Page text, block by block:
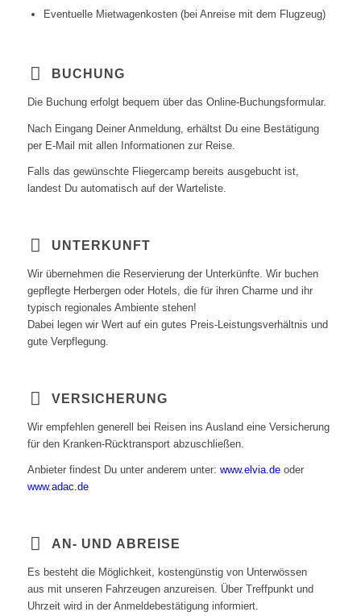
Eventuelle Mietwagenkosten (bei Anreise mit dem Flugzeug)
BUCHUNG
Die Buchung erfolgt bequem über das Online-Buchungsformular.
Nach Eingang Deiner Anmeldung, erhältst Du eine Bestätigung
per E-Mail mit allen Informationen zur Reise.
Falls das gewünschte Fliegercamp bereits ausgebucht ist,
landest Du automatisch auf der Warteliste.
UNTERKUNFT
Wir übernehmen die Reservierung der Unterkünfte. Wir buchen
gepflegte Herbergen oder Hotels, die für ihren Charme und ihr
typisch regionales Ambiente stehen!
Dabei legen wir Wert auf ein gutes Preis-Leistungsverhältnis und
gute Verpflegung.
VERSICHERUNG
Wir empfehlen generell bei Reisen ins Ausland eine Versicherung
für den Kranken-Rücktransport abzuschließen.
Anbieter findest Du unter anderem unter: www.elvia.deoder
www.adac.de
AN- UND ABREISE
Es besteht die Möglichkeit, kostengünstig von Unterwössen
aus mit unseren Fahrzeugen anzureisen. Über Treffpunkt und
Uhrzeit wird in der Anmeldebestätigung informiert.